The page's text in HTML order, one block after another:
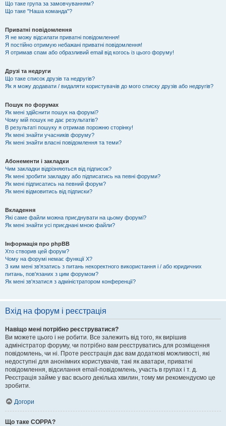
Що таке група за замовчуванням?
Що таке "Наша команда"?
Приватні повідомлення
Я не можу відсилати приватні повідомлення!
Я постійно отримую небажані приватні повідомлення!
Я отримав спам або образливий email від когось із цього форуму!
Друзі та недруги
Що таке список друзів та недругів?
Як я можу додавати / видаляти користувачів до мого списку друзів або недругів?
Пошук по форумах
Як мені здійснити пошук на форумі?
Чому мій пошук не дає результатів?
В результаті пошуку я отримав порожню сторінку!
Як мені знайти учасників форуму?
Як мені знайти власні повідомлення та теми?
Абонементи і закладки
Чим закладки відрізняються від підписок?
Як мені зробити закладку або підписатись на певні форуми?
Як мені підписатись на певний форум?
Як мені відмовитись від підписки?
Вкладення
Які саме файли можна приєднувати на цьому форумі?
Як мені знайти усі приєднані мною файли?
Інформація про phpBB
Хто створив цей форум?
Чому на форумі немає функції X?
З ким мені зв'язатись з питань некоректного використання і / або юридичних
питань, пов'язаних з цим форумом?
Як мені зв'язатися з адміністратором конференції?
Вхід на форум і реєстрація
Навіщо мені потрібно реєструватися?
Ви можете цього і не робити. Все залежить від того, як вирішив
адміністратор форуму, чи потрібно вам реєструватись для розміщення
повідомлень, чи ні. Проте реєстрація дає вам додаткові можливості, які
недоступні для анонімних користувачів, такі як аватари, приватні
повідомлення, відсилання email-повідомлень, участь в групах і т. д.
Реєстрація займе у вас всього декілька хвилин, тому ми рекомендуємо це
зробити.
Догори
Що таке COPPA?